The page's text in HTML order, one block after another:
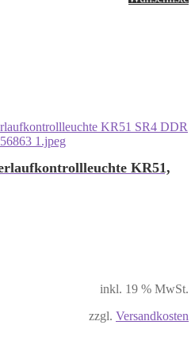
KR51,
inkl. 19 % MwSt.
zzgl. Versandkosten